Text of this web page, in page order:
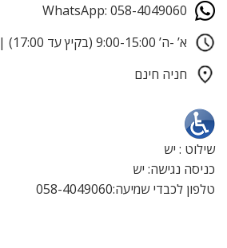
WhatsApp: 058-4049060
א’ -ה’ 9:00-15:00 (בקיץ עד 17:00) | ימי ו’ : 9:00-13:00
חניה חינם
שילוט : יש
כניסה נגישה: יש
טלפון לכבדי שמיעה:058-4049060